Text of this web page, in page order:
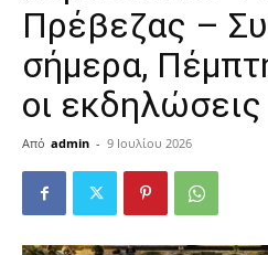
Πρέβεζας –
σήμερα,
οι εκδηλώσεις
Από admin - 9 Ιουλίου 2026